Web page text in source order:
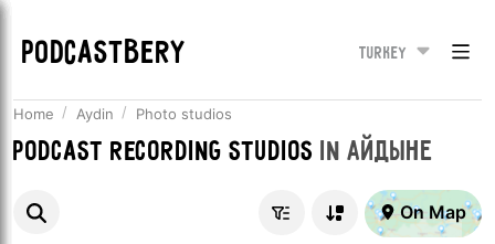
PODCASTBERY Turkey
Home Aydin Photo studios
Podcast recording studios inАйдыне
On Map